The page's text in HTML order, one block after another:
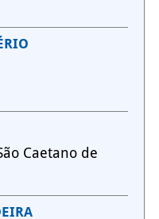
Caetano de